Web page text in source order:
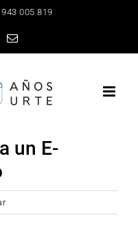
005 819
Correo
un E-